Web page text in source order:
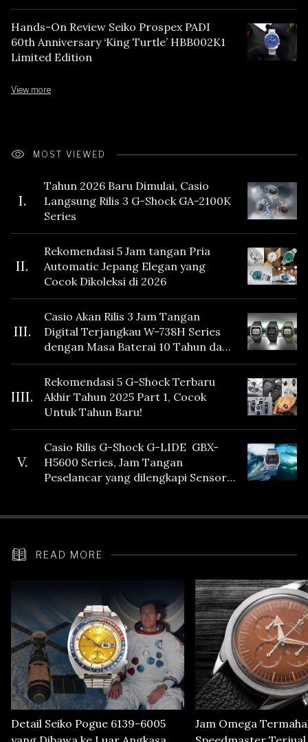
Hands-On Review Seiko Prospex PADI
60th Anniversary ‘King Turtle’ HBB002K1
Limited Edition
View more
MOST VIEWED
I.
Tahun 2026 Baru Dimulai, Casio
Langsung Rilis 3 G-Shock GA-2100K
Series
II.
Rekomendasi 5 Jam tangan Pria
Automatic Jepang Elegan yang
Cocok Dikoleksi di 2026
III.
Casio Akan Rilis 3 Jam Tangan
Digital Terjangkau W-738H Series
dengan Masa Baterai 10 Tahun dan
Fitur Vibration
IIII.
Rekomendasi 5 G-Shock Terbaru
Akhir Tahun 2025 Part 1, Cocok
Untuk Tahun Baru!
V.
Casio Rilis G-Shock G-LIDE GBX-
H5600 Series, Jam Tangan
Peselancar yang dilengkapi Sensor
READ MORE
Detail Seiko Pogue 6139-6005
Jam Omega